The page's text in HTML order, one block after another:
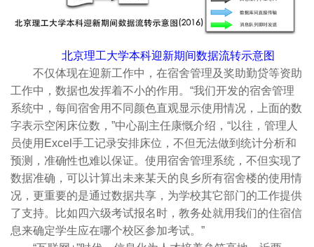
北京理工大学本科迎新期间数据流转示意图
不仅体现在迎新工作中，在宿舍管理及奖助勤贷等资助
工作中，数据也发挥着不小的作用。“我们开发的宿舍管理
系统中，每间宿舍用不同颜色直观显示使用情况，上面的数
字表示空闲床位数，”中心副主任康慨介绍，“以往，管理人
员使用Excel手工记录安排床位，不但无法做到统计分析和
预测，准确性也难以保证。使用宿舍管理系统，不但实现了
数据准确，可以计算出未来某天的良乡所有宿舍楼的使用情
况，更重要的是通过数据共享，为学校其它部门的工作提供
了支持。比如四六级考试报名时，教务处就用我们的住宿信
息来确定学生应在哪个校区参加考试。”